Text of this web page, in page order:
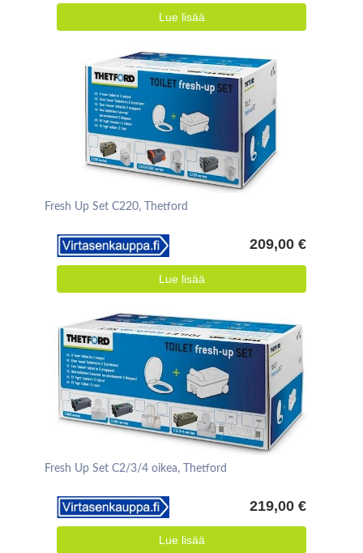
Lue lisää
Fresh Up Set C220, Thetford
209,00 €
Lue lisää
Fresh Up Set C2/3/4 oikea, Thetford
219,00 €
Lue lisää